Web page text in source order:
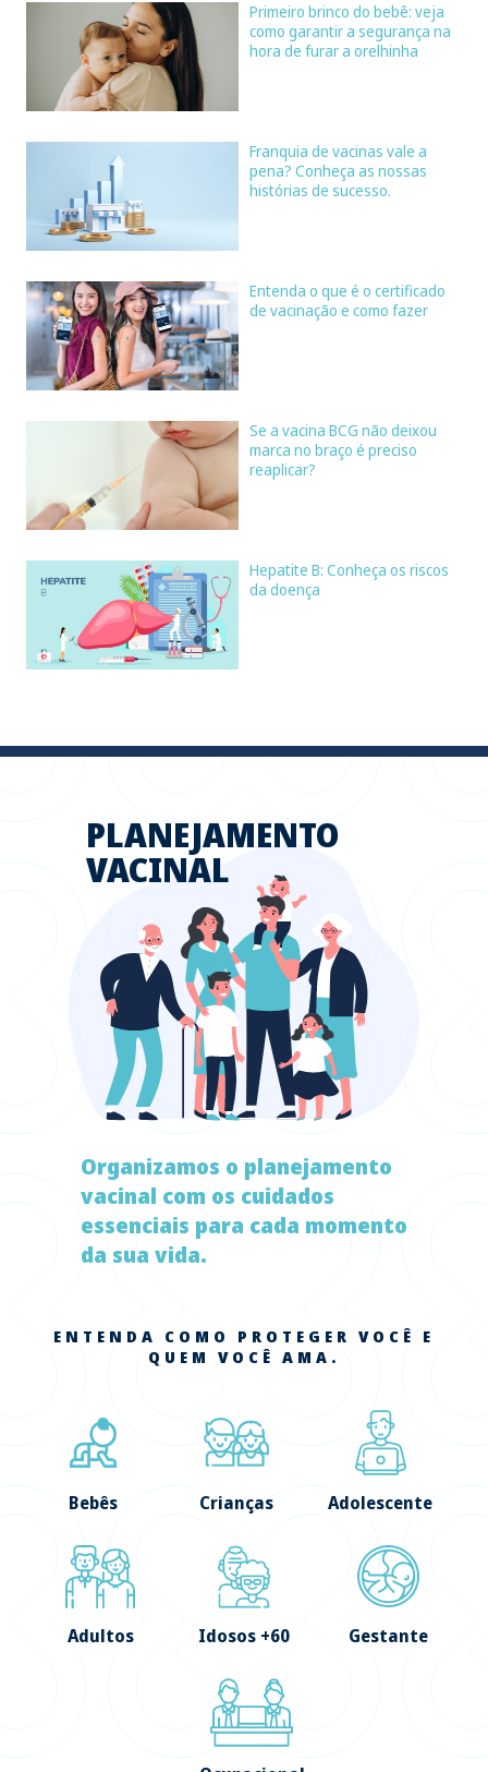
Primeiro brinco do bebê: veja
como garantir a segurança na
hora de furar a orelhinha
Franquia de vacinas vale a
pena? Conheça as nossas
histórias de sucesso.
Entenda o que é o certificado
de vacinação e como fazer
Se a vacina BCG não deixou
marca no braço é preciso
reaplicar?
Hepatite B: Conheça os riscos
da doença
PLANEJAMENTO
VACINAL
Organizamos o planejamento
vacinal com os cuidados
essenciais para cada momento
da sua vida.
ENTENDA COMO PROTEGER VOCÊ E
QUEM VOCÊ AMA.
Bebês Crianças Adolescente
Adultos Idosos +60 Gestante